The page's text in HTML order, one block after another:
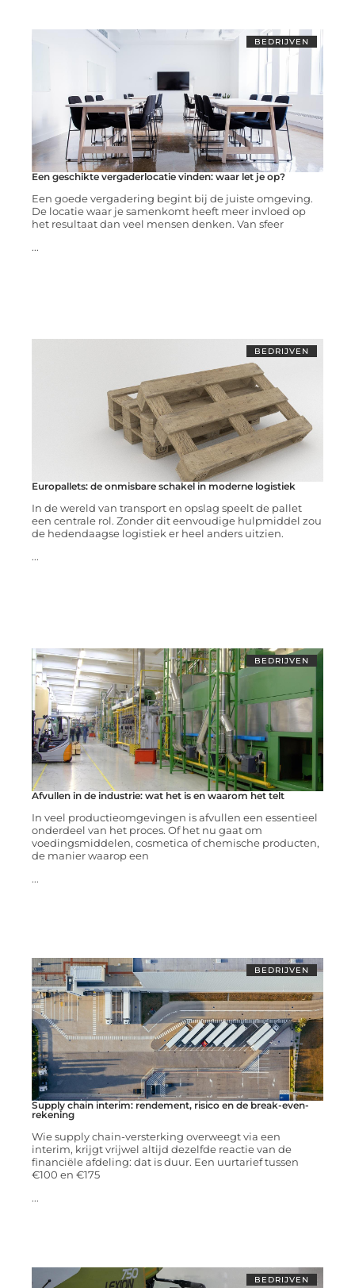
BEDRIJVEN
Een geschikte vergaderlocatie vinden: waar let je op?
Een goede vergadering begint bij de juiste omgeving.
De locatie waar je samenkomt heeft meer invloed op
het resultaat dan veel mensen denken. Van sfeer
...
BEDRIJVEN
Europallets: de onmisbare schakel in moderne logistiek
In de wereld van transport en opslag speelt de pallet
een centrale rol. Zonder dit eenvoudige hulpmiddel zou
de hedendaagse logistiek er heel anders uitzien.
...
BEDRIJVEN
Afvullen in de industrie: wat het is en waarom het telt
In veel productieomgevingen is afvullen een essentieel
onderdeel van het proces. Of het nu gaat om
voedingsmiddelen, cosmetica of chemische producten,
de manier waarop een
...
BEDRIJVEN
Supply chain interim: rendement, risico en de break-even-
rekening
Wie supply chain-versterking overweegt via een
interim, krijgt vrijwel altijd dezelfde reactie van de
financiële afdeling: dat is duur. Een uurtarief tussen
€100 en €175
...
BEDRIJVEN